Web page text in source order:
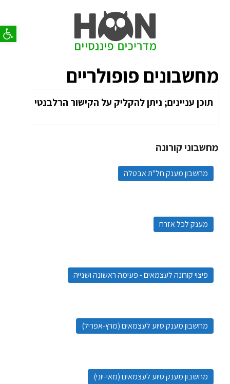
פתח
מחשבונים פופולריים
תוכן עניינים; ניתן להקליק על הקישור הרלבנטי
מחשבוני קורונה
מחשבון מענק חל"ת אבטלה
מענק לכל אזרח
פיצוי קורונה לעצמאים - פעימה ראשונה ושנייה
מחשבון מענק סיוע לעצמאים (מרץ-אפריל)
מחשבון מענק סיוע לעצמאים (מאי-יוני)